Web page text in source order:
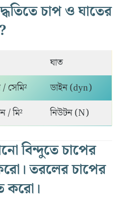
চাপ ও ঘাতের
ঘাত
সেমি²
ডাইন (dyn)
/ মি² নিউটন (N)
বিন্দুতে চাপের
তরলের চাপের
করো।